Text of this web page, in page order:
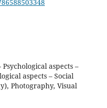
aspects –
aspects – Social
Photography, Visual